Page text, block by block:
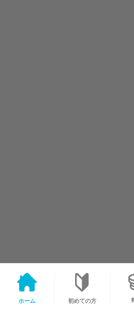
ホーム 初めての方
Copyright ©